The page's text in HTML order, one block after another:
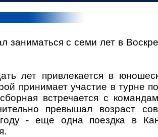
заниматься с семи лет в
лет привлекается в
принимает участие в турне
встречается с
превышал возраст
- еще одна поездка в